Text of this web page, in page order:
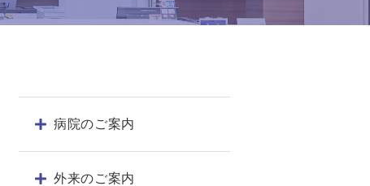
病院のご案内
外来のご案内